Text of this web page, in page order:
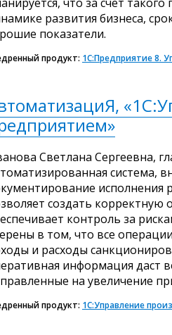
развития бизнеса,
показатели.
продукт: 1С:Предприятие 8.
Светлана Сергеевна,
система,
исполнения
создать корректную
контроль за
в том, что все
и расходы
информация даст
на увеличение
продукт: 1С:Управление